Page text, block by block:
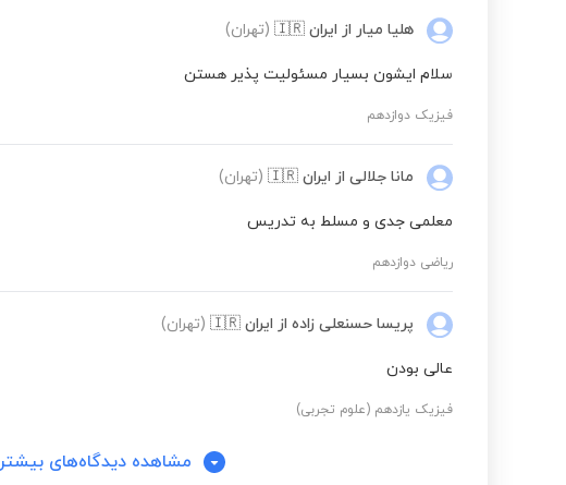
هلیا میار از ایران 🇮🇷 (تهران)
سلام ایشون بسیار مسئولیت پذیر هستن
فیزیک دوازدهم
مانا جلالی از ایران 🇮🇷 (تهران)
معلمی جدی و مسلط به تدریس
ریاضی دوازدهم
پریسا حسنعلی زاده از ایران 🇮🇷 (تهران)
عالی بودن
فیزیک یازدهم (علوم تجربی)
مشاهده دیدگاه‌های بیشتر